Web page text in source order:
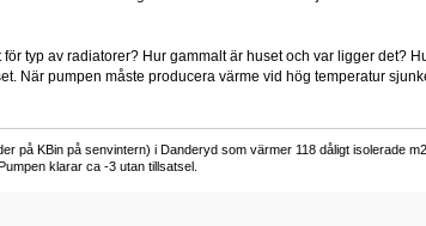
typ av radiatorer? Hur gammalt är huset och var ligger det?
När pumpen måste producera värme vid hög temperatur
på KBin på senvintern) i Danderyd som värmer 118 dåligt isolerade
klarar ca -3 utan tillsatsel.